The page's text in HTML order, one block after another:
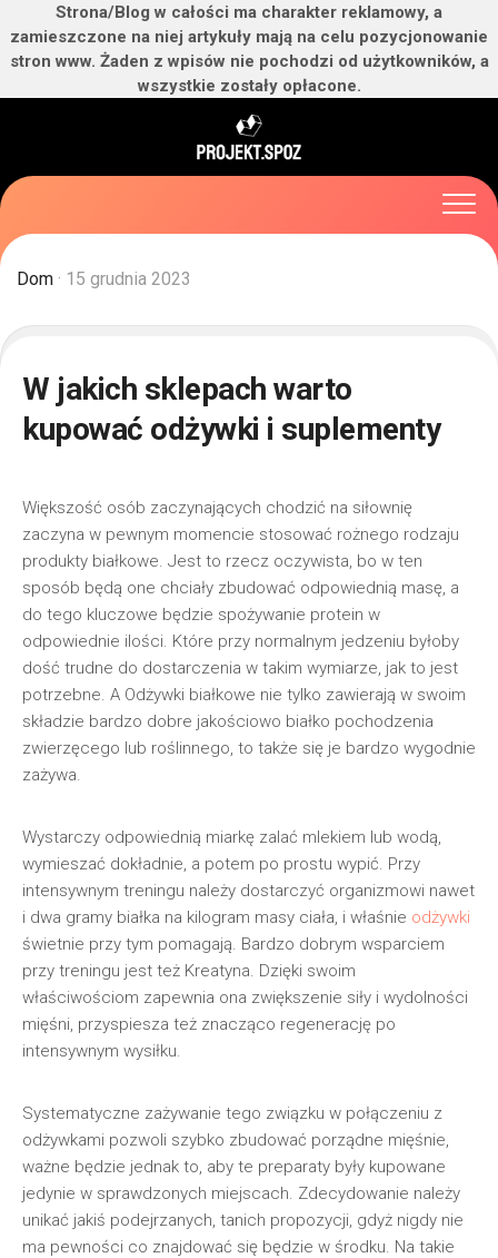
Strona/Blog w całości ma charakter reklamowy, a
zamieszczone na niej artykuły mają na celu pozycjonowanie
stron www. Żaden z wpisów nie pochodzi od użytkowników, a
wszystkie zostały opłacone.
Dom · 15 grudnia 2023
W jakich sklepach warto
kupować odżywki i suplementy
Większość osób zaczynających chodzić na siłownię
zaczyna w pewnym momencie stosować rożnego rodzaju
produkty białkowe. Jest to rzecz oczywista, bo w ten
sposób będą one chciały zbudować odpowiednią masę, a
do tego kluczowe będzie spożywanie protein w
odpowiednie ilości. Które przy normalnym jedzeniu byłoby
dość trudne do dostarczenia w takim wymiarze, jak to jest
potrzebne. A Odżywki białkowe nie tylko zawierają w swoim
składzie bardzo dobre jakościowo białko pochodzenia
zwierzęcego lub roślinnego, to także się je bardzo wygodnie
zażywa.
Wystarczy odpowiednią miarkę zalać mlekiem lub wodą,
wymieszać dokładnie, a potem po prostu wypić. Przy
intensywnym treningu należy dostarczyć organizmowi nawet
i dwa gramy białka na kilogram masy ciała, i właśnie odżywki
świetnie przy tym pomagają. Bardzo dobrym wsparciem
przy treningu jest też Kreatyna. Dzięki swoim
właściwościom zapewnia ona zwiększenie siły i wydolności
mięśni, przyspiesza też znacząco regenerację po
intensywnym wysiłku.
Systematyczne zażywanie tego związku w połączeniu z
odżywkami pozwoli szybko zbudować porządne mięśnie,
ważne będzie jednak to, aby te preparaty były kupowane
jedynie w sprawdzonych miejscach. Zdecydowanie należy
unikać jakiś podejrzanych, tanich propozycji, gdyż nigdy nie
ma pewności co znajdować się będzie w środku. Na takie